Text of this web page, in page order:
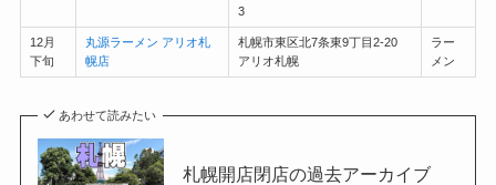
3
12月
下旬
丸源ラーメン アリオ札
幌店
札幌市東区北7条東9丁目2-20
アリオ札幌
ラー
メン
あわせて読みたい
札幌開店閉店の過去アーカイブ